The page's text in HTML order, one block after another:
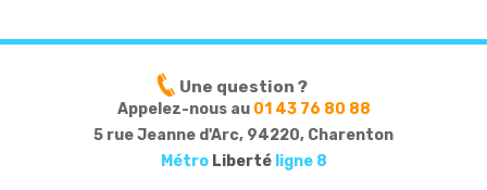
Une question ?
Appelez-nous au 01 43 76 80 88
5 rue Jeanne d'Arc, 94220, Charenton
Métro Libertéligne 8